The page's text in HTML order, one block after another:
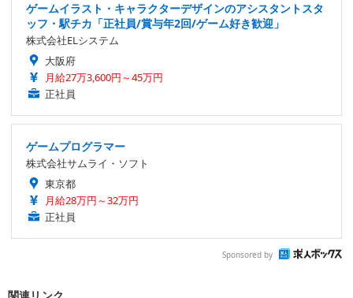
ゲームイラスト・キャラクターデザインのアシスタントスタ
ッフ・駅チカ「正社員/賞与年2回/ゲーム好き歓迎」
株式会社ELシステム
大阪府
月給27万3,600円～45万円
正社員
ゲームプログラマー
株式会社サムライ・ソフト
東京都
月給28万円～32万円
正社員
Sponsored by
関連リンク